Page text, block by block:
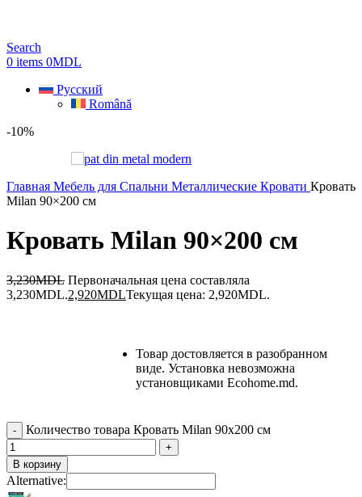
Search
0 items 0MDL
Русский
Română
-10%
Главная Мебель для Спальни Металлические Кровати Кровать
Milan 90×200 cм
Кровать Milan 90×200 cм
3,230MDL Первоначальная цена составляла
3,230MDL.2,920MDLТекущая цена: 2,920MDL.
Товар достовляется в разобранном
виде. Установка невозможна
установщиками Ecohome.md.
Количество товара Кровать Milan 90x200 cм
В корзину
Alternative: